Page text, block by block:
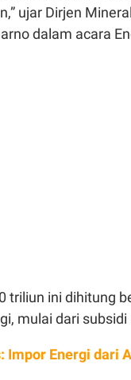
ujar Dirjen
dalam acara
triliun ini dihitung
mulai dari subsidi
Impor Energi dari